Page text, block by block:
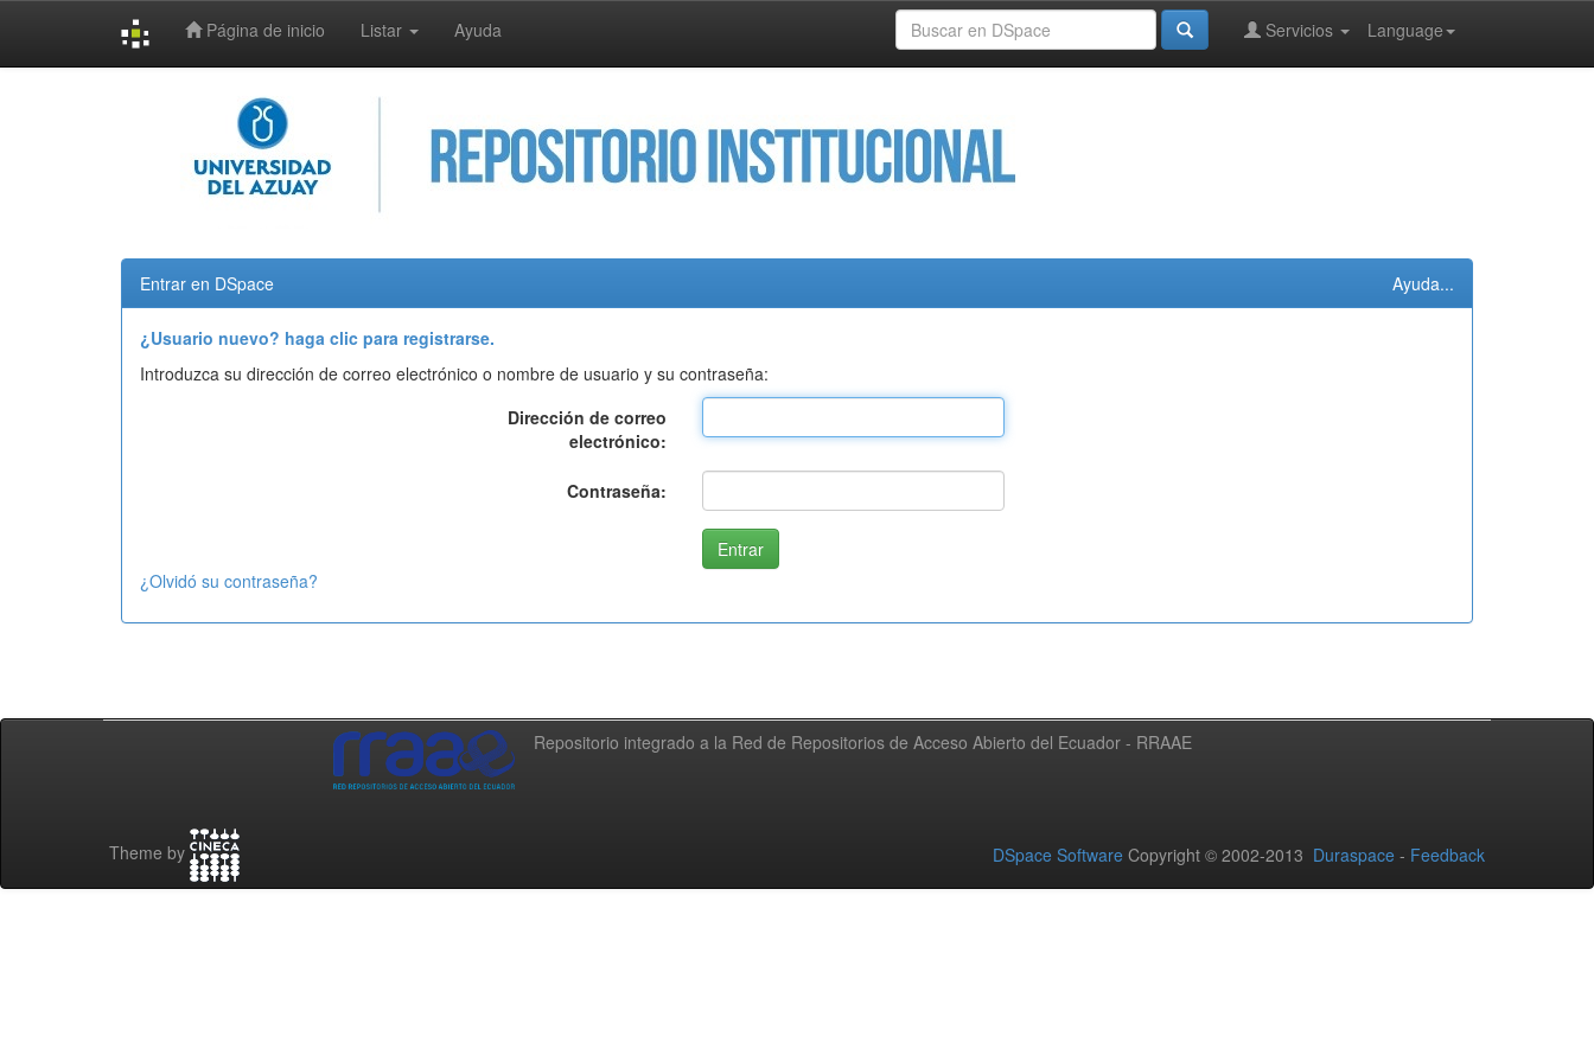
Página de inicio Listar Ayuda Language
Servicios
Entrar en DSpace Ayuda...
¿Usuario nuevo? haga clic para registrarse.
Introduzca su dirección de correo electrónico o nombre de usuario y su contraseña:
Dirección de correo
electrónico:
Contraseña:
¿Olvidó su contraseña?
Repositorio integrado a la Red de Repositorios de Acceso Abierto del Ecuador - RRAAE
Theme by DSpace Software Copyright © 2002-2013 Duraspace - Feedback